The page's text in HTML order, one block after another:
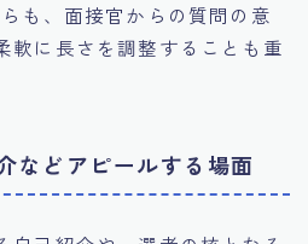
も、面接官からの質問の意
軟に長さを調整することも重
などアピールする場面